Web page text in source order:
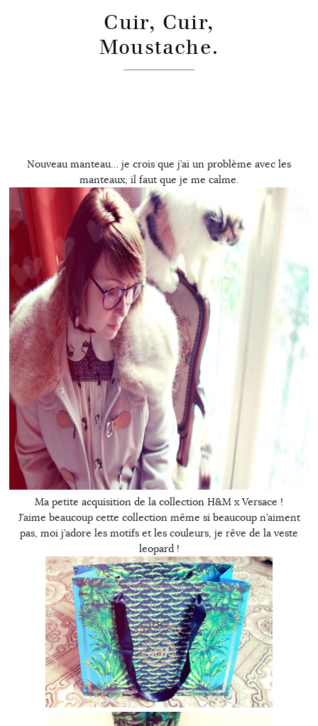
Cuir, Cuir,
Moustache.
Nouveau manteau… je crois que j’ai un problème avec les
manteaux, il faut que je me calme.
Ma petite acquisition de la collection H&M x Versace !
J’aime beaucoup cette collection même si beaucoup n’aiment
pas, moi j’adore les motifs et les couleurs, je rêve de la veste
leopard !